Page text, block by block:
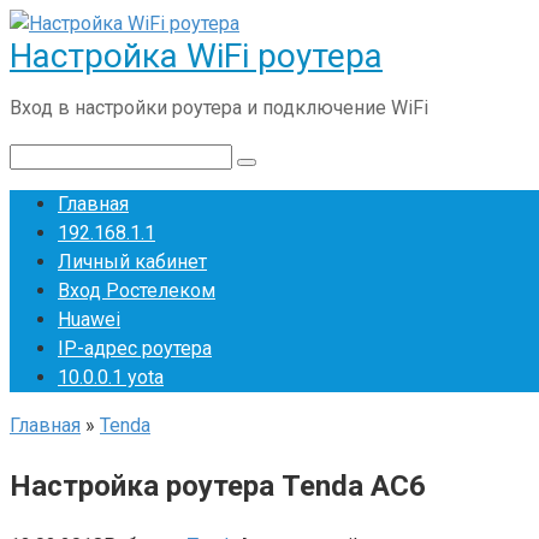
Перейти
к
контенту
Настройка WiFi роутера
Вход в настройки роутера и подключение WiFi
Главная
192.168.1.1
Личный кабинет
Вход Ростелеком
Huawei
IP-адрес роутера
10.0.0.1 yota
Главная » Tenda
Настройка роутера Tenda AC6